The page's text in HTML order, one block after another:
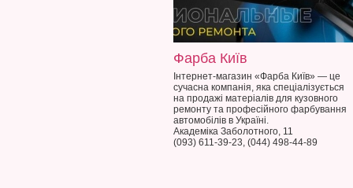
Фарба Київ
Інтернет-магазин «Фарба Київ» — це
сучасна компанія, яка спеціалізується
на продажі матеріалів для кузовного
ремонту та професійного фарбування
автомобілів в Україні.
Академіка Заболотного, 11
(093) 611-39-23, (044) 498-44-89